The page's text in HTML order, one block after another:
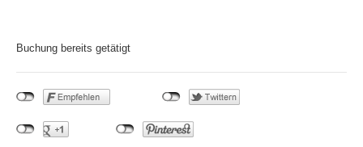
SSE Europa-Sportpark
Trainingszeiten
Buchung bereits getätigt